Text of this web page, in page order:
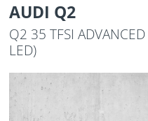
AUDI Q2
Q2 35 TFSI
LED)